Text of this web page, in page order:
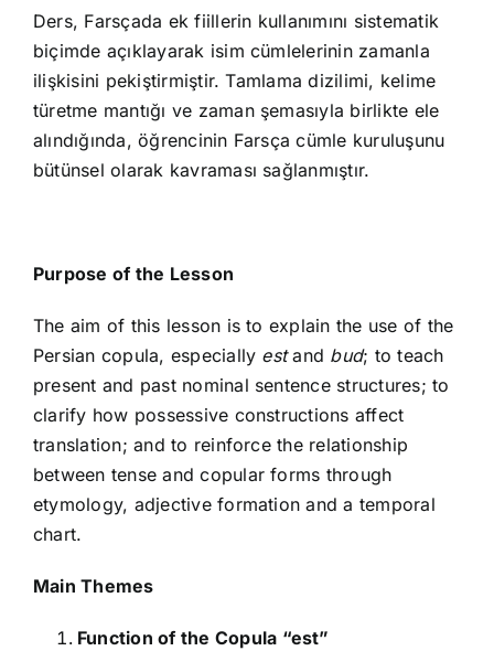
Ders, Farsçada ek fiillerin kullanımını sistematik
biçimde açıklayarak isim cümlelerinin zamanla
ilişkisini pekiştirmiştir. Tamlama dizilimi, kelime
türetme mantığı ve zaman şemasıyla birlikte ele
alındığında, öğrencinin Farsça cümle kuruluşunu
bütünsel olarak kavraması sağlanmıştır.
Purpose of the Lesson
The aim of this lesson is to explain the use of the
Persian copula, especially estand bud; to teach
present and past nominal sentence structures; to
clarify how possessive constructions affect
translation; and to reinforce the relationship
between tense and copular forms through
etymology, adjective formation and a temporal
chart.
Main Themes
Function of the Copula “est”